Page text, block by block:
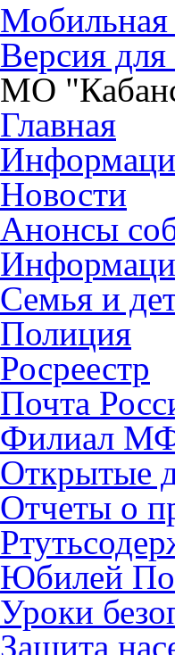
Мобильная
Версия
МО
Главная
Новости
Анонсы
Семья и
Полиция
Росреестр
Почта
Филиал
Открытые
Отчеты о
Юбилей
Уроки
Защита